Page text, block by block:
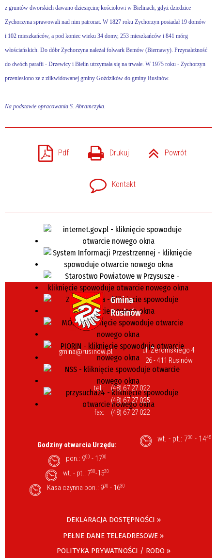
z gruntów dworskich dawano dziesięcinę kościołowi w Bielinach, gdyż dziedzice
Zychorzyna sprawowali nad nim patronat. W 1827 roku Zychorzyn posiadał 19 domów
i 102 mieszkańców, a pod koniec wieku 34 domy, 253 mieszkańców i 841 mórg
włościańskich. Do dóbr Zychorzyna należał folwark Bemów (Biernawy). Przynależność
do dwóch parafii - Drzewicy i Bielin utrzymała się na trwałe. W 1975 roku - Zychorzyn
przeniesiono ze z zlikwidowanej gminy Goździków do gminy Rusinów.
Na podstawie opracowania S. Abramczyka.
Pdf Drukuj Powrót
Kontakt
gmina@rusinow.pl
ul. Żeromskiego 4
26 - 411 Rusinów
tel.:
(48) 67 27 022
(48) 67 27 025
fax:
(48) 67 27 022
Godziny otwarcia Urzędu:
pon.: 900 - 1700
wt. - pt.: 730-1530
Kasa czynna pon.: 900 - 1630
wt. - pt.: 730 - 1445
DEKLARACJA DOSTĘPNOŚCI »
PEŁNE DANE TELEADRESOWE »
POLITYKA PRYWATNOŚCI / RODO »